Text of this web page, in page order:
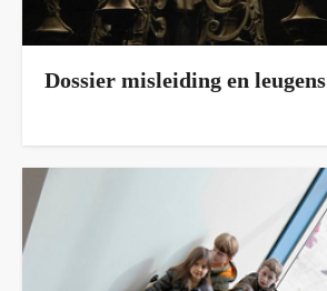
Dossier misleiding en leugens